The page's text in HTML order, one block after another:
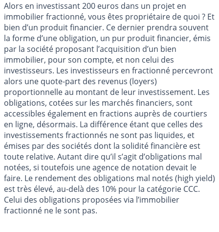
Alors en investissant 200 euros dans un projet en
immobilier fractionné, vous êtes propriétaire de quoi ? Et
bien d’un produit financier. Ce dernier prendra souvent
la forme d’une obligation, un pur produit financier, émis
par la société proposant l’acquisition d’un bien
immobilier, pour son compte, et non celui des
investisseurs. Les investisseurs en fractionné percevront
alors une quote-part des revenus (loyers)
proportionnelle au montant de leur investissement. Les
obligations, cotées sur les marchés financiers, sont
accessibles également en fractions auprès de courtiers
en ligne, désormais. La différence étant que celles des
investissements fractionnés ne sont pas liquides, et
émises par des sociétés dont la solidité financière est
toute relative. Autant dire qu’il s’agit d’obligations mal
notées, si toutefois une agence de notation devait le
faire. Le rendement des obligations mal notés (high yield)
est très élevé, au-delà des 10% pour la catégorie CCC.
Celui des obligations proposées via l’immobilier
fractionné ne le sont pas.